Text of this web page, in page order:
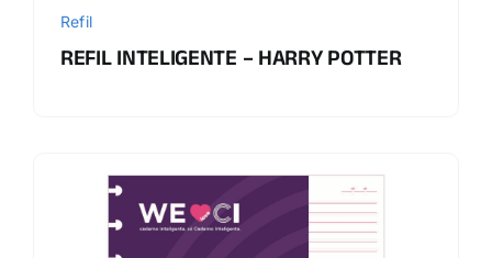
Refil
REFIL INTELIGENTE – HARRY POTTER